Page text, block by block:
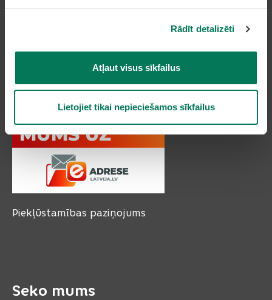
Rādīt detalizēti
Atļaut visus sīkfailus
Lietojiet tikai nepieciešamos sīkfailus
Olaines novads, LV-2114
Tālruņi: 66954899, 20178620, 22318183
e-pasts:pasts@olaine.lv
Piekļūstamības paziņojums
Seko mums